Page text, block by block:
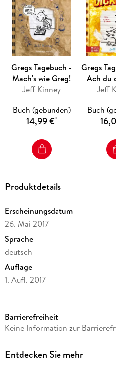
Gregs Tagebuch -
Mach's wie Greg!
Jeff Kinney
Buch (gebunden)
14,99 €*
Gregs
Ach du
Jeff
Buch
Produktdetails
Erscheinungsdatum
26. Mai 2017
Sprache
deutsch
Auflage
1. Aufl. 2017
Altersempfehlung
Reihe
Barrierefreiheit
Keine Information zur
Entdecken Sie mehr